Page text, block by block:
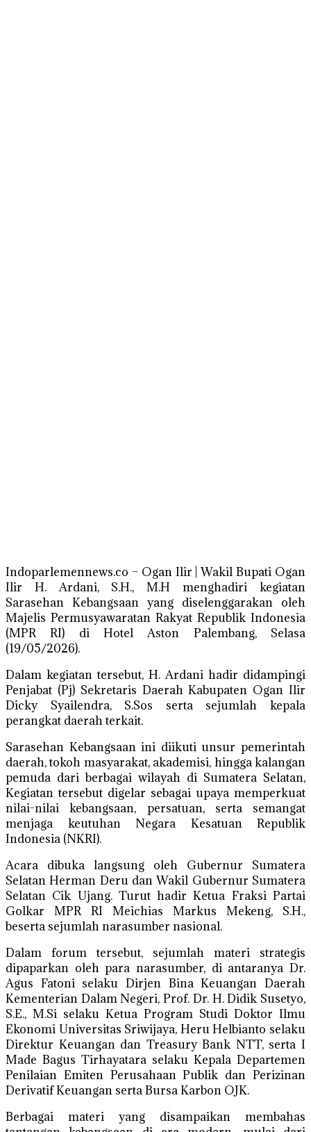
Indoparlemennews.co – Ogan Ilir | Wakil Bupati Ogan
Ilir H. Ardani, S.H., M.H menghadiri kegiatan
Sarasehan Kebangsaan yang diselenggarakan oleh
Majelis Permusyawaratan Rakyat Republik Indonesia
(MPR RI) di Hotel Aston Palembang, Selasa
(19/05/2026).
Dalam kegiatan tersebut, H. Ardani hadir didampingi
Penjabat (Pj) Sekretaris Daerah Kabupaten Ogan Ilir
Dicky Syailendra, S.Sos serta sejumlah kepala
perangkat daerah terkait.
Sarasehan Kebangsaan ini diikuti unsur pemerintah
daerah, tokoh masyarakat, akademisi, hingga kalangan
pemuda dari berbagai wilayah di Sumatera Selatan,
Kegiatan tersebut digelar sebagai upaya memperkuat
nilai-nilai kebangsaan, persatuan, serta semangat
menjaga keutuhan Negara Kesatuan Republik
Indonesia (NKRI).
Acara dibuka langsung oleh Gubernur Sumatera
Selatan Herman Deru dan Wakil Gubernur Sumatera
Selatan Cik Ujang. Turut hadir Ketua Fraksi Partai
Golkar MPR RI Meichias Markus Mekeng, S.H.,
beserta sejumlah narasumber nasional.
Dalam forum tersebut, sejumlah materi strategis
dipaparkan oleh para narasumber, di antaranya Dr.
Agus Fatoni selaku Dirjen Bina Keuangan Daerah
Kementerian Dalam Negeri, Prof. Dr. H. Didik Susetyo,
S.E., M.Si selaku Ketua Program Studi Doktor Ilmu
Ekonomi Universitas Sriwijaya, Heru Helbianto selaku
Direktur Keuangan dan Treasury Bank NTT, serta I
Made Bagus Tirhayatara selaku Kepala Departemen
Penilaian Emiten Perusahaan Publik dan Perizinan
Derivatif Keuangan serta Bursa Karbon OJK.
Berbagai materi yang disampaikan membahas